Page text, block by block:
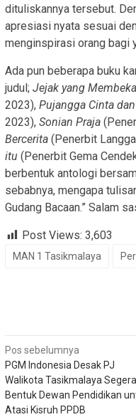
dituliskannya tersebut.
apresiasi nyata sesuai
menginspirasi orang bagi
Ada pun beberapa buku
judul; Jejak yang
2023), Pujangga Cinta
2023), Sonian Praja
Bercerita (Penerbit
itu (Penerbit Gema
berbentuk antologi
sebabnya, mengapa
Gudang Bacaan.” Salam
Post Views: 3,603
MAN 1 Tasikmalaya
Navigasi
pos
Pos sebelumnya
PGM Indonesia Desak PJ
Walikota Tasikmalaya Segera
Bentuk Dewan Pendidikan
Atasi Kisruh PPDB